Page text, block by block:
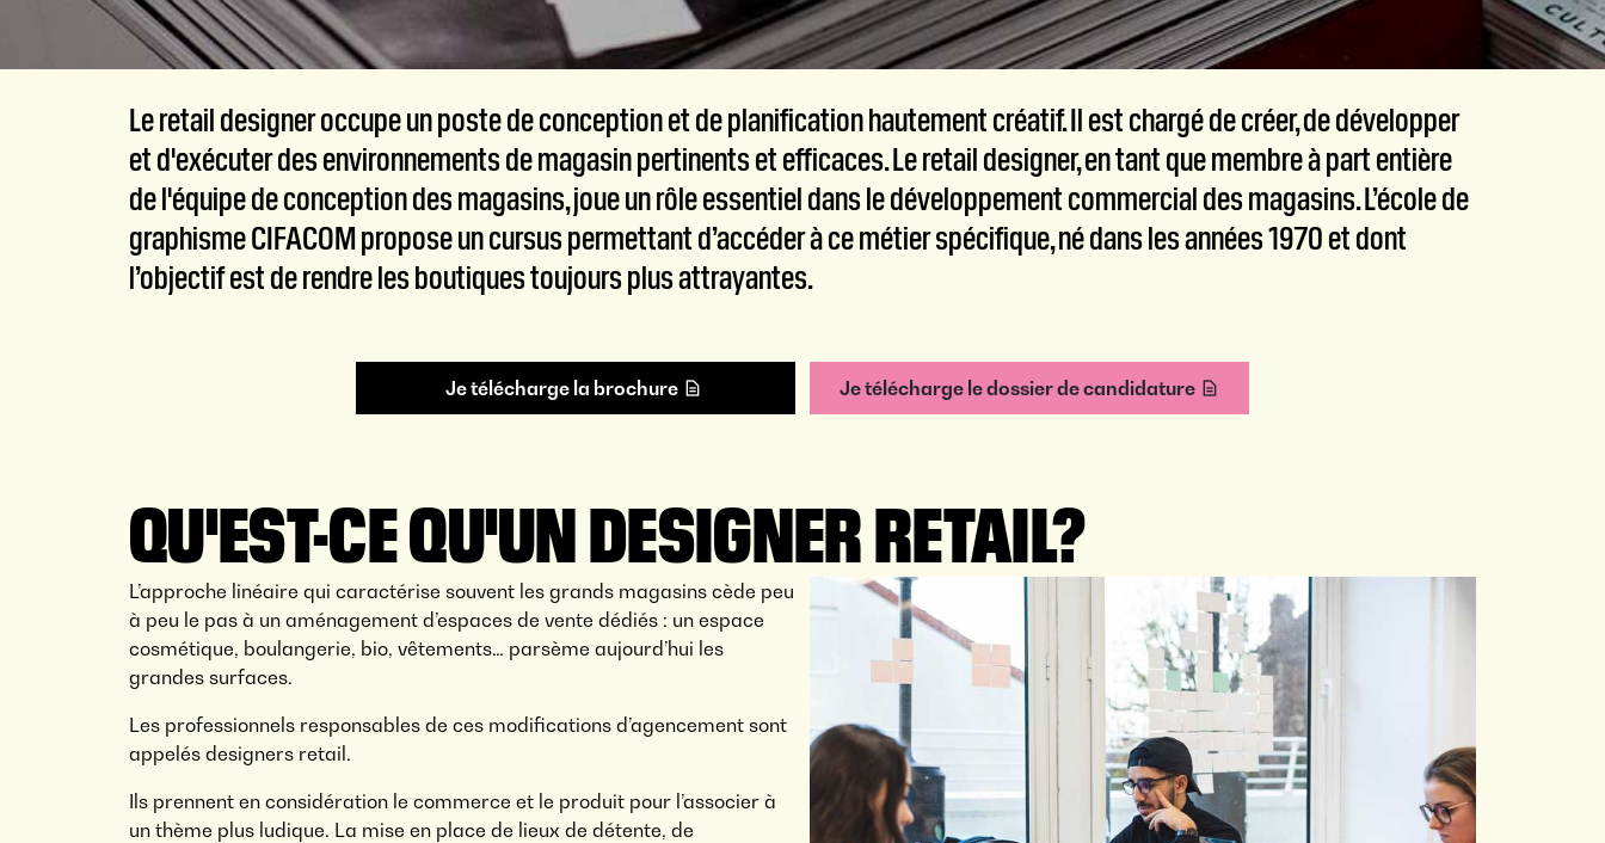
Le retail designer occupe un poste de conception et de planification hautement créatif. Il est chargé de créer, de développer
et d'exécuter des environnements de magasin pertinents et efficaces. Le retail designer, en tant que membre à part entière
de l'équipe de conception des magasins, joue un rôle essentiel dans le développement commercial des magasins. L’école de
graphisme CIFACOM propose un cursus permettant d’accéder à ce métier spécifique, né dans les années 1970 et dont
l’objectif est de rendre les boutiques toujours plus attrayantes.
Je télécharge la brochure Je télécharge le dossier de candidature
QU'EST-CE QU'UN DESIGNER RETAIL?
L’approche linéaire qui caractérise souvent les grands magasins cède peu
à peu le pas à un aménagement d’espaces de vente dédiés : un espace
cosmétique, boulangerie, bio, vêtements… parsème aujourd’hui les
grandes surfaces.
Les professionnels responsables de ces modifications d’agencement sont
appelés designers retail.
Ils prennent en considération le commerce et le produit pour l’associer à
un thème plus ludique. La mise en place de lieux de détente, de